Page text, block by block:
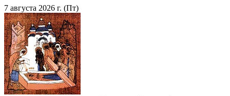
7 августа 2026 г. (Пт)